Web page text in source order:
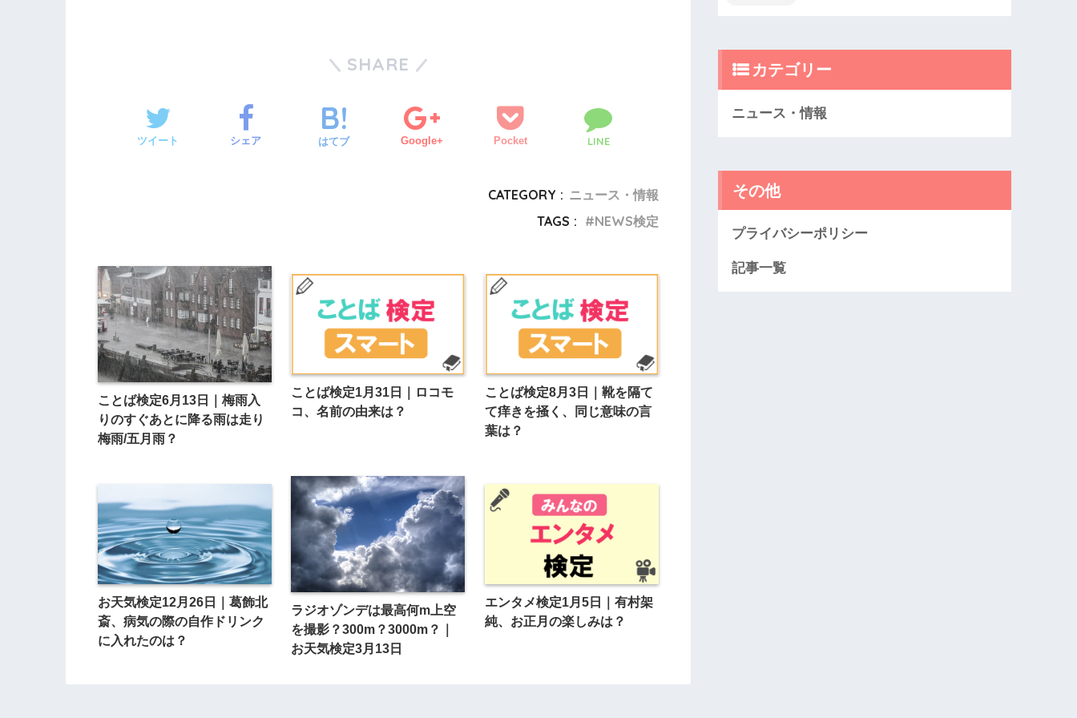
SHARE
ツイート シェア はてブ Google+ Pocket LINE
CATEGORY : ニュース・情報
TAGS :
NEWS検定
ことば検定6月13日｜梅雨入
りのすぐあとに降る雨は走り
梅雨/五月雨？
ことば検定1月31日｜ロコモ
コ、名前の由来は？
ことば検定8月3日｜靴を隔て
て痒きを掻く、同じ意味の言
葉は？
お天気検定12月26日｜葛飾北
斎、病気の際の自作ドリンク
に入れたのは？
ラジオゾンデは最高何m上空
を撮影？300m？3000m？｜
お天気検定3月13日
エンタメ検定1月5日｜有村架
純、お正月の楽しみは？
カテゴリー
ニュース・情報
その他
プライバシーポリシー
記事一覧